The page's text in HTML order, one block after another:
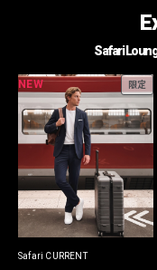
Safari
NEW 限定
Safari CURRENT